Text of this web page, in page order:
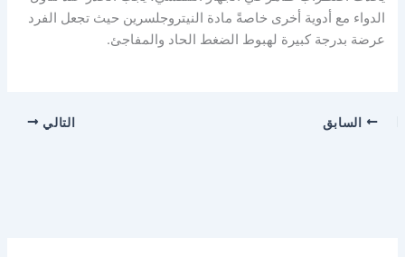
الدواء مع أدوية أخرى خاصةً مادة النيتروجلسرين حيث تجعل الفرد
عرضة بدرجة كبيرة لهبوط الضغط الحاد والمفاجئ.
السابق التالي